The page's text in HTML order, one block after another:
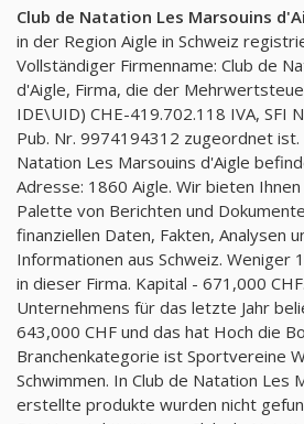
Club de Natation Les Marsouins
in der Region Aigle in Schweiz
Vollständiger Firmenname: Club de
d'Aigle, Firma, die der
IDE\UID) CHE-419.702.118 IVA, SFI
Pub. Nr. 9974194312 zugeordnet ist.
Natation Les Marsouins d'Aigle
Adresse: 1860 Aigle. Wir bieten
Palette von Berichten und
finanziellen Daten, Fakten, Analysen
Informationen aus Schweiz. Weniger
in dieser Firma. Kapital - 671,000
Unternehmens für das letzte Jahr
643,000 CHF und das hat Hoch die
Branchenkategorie ist Sportvereine
Schwimmen. In Club de Natation Les
erstellte produkte wurden nicht